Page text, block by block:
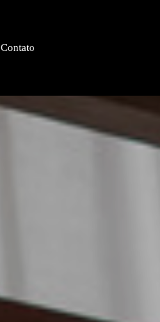
Contato